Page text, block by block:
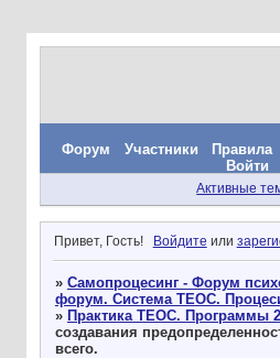
Форум Участники Правила
Войти
Активные
Привет, Гость! Войдите или
» Самопроцесинг - Форум
форум. Система ТЕОС.
» Практика ТЕОС. Программы
создавания
всего.